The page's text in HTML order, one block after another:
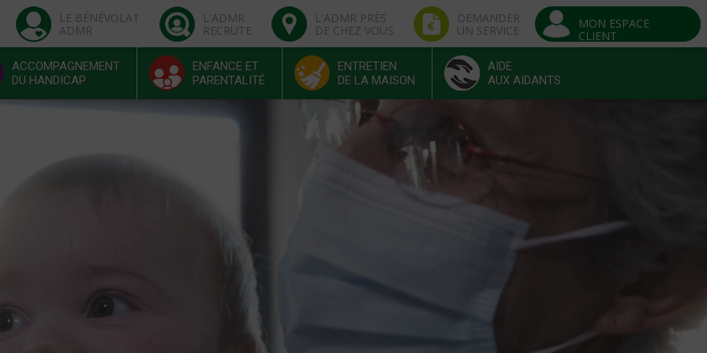
LE BÉNÉVOLAT
ADMR
L'ADMR
RECRUTE
L'ADMR PRÈS
DE CHEZ VOUS
DEMANDER
UN SERVICE
MON ESPACE
CLIENT
ACCOMPAGNEMENT
DU HANDICAP
ENFANCE ET
PARENTALITÉ
ENTRETIEN
DE LA MAISON
AIDE
AUX AIDANTS